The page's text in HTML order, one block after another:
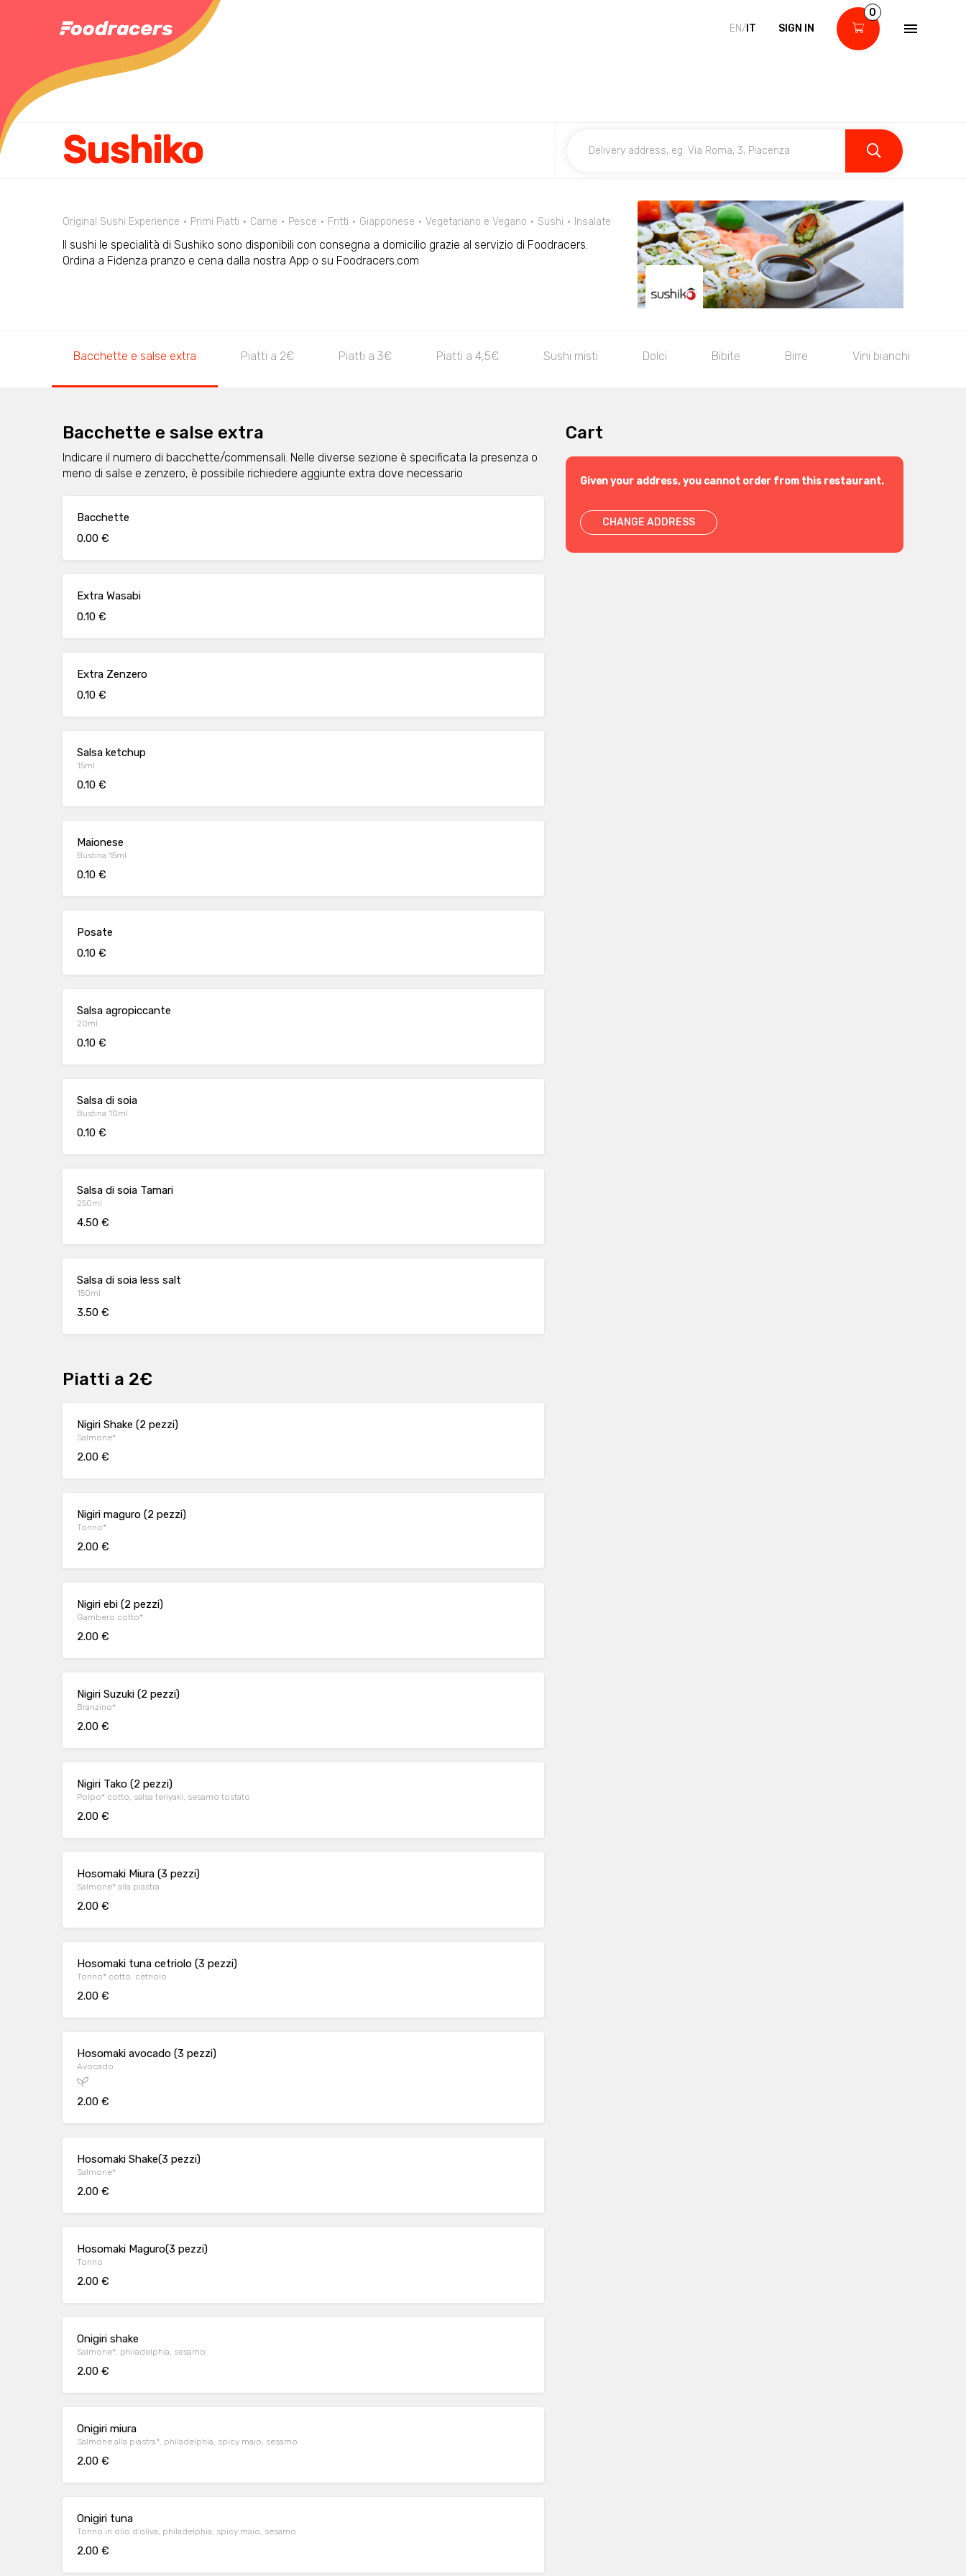
EN/ IT SIGN IN
0
Sushiko
Original Sushi Experience Primi Piatti Carne Pesce Fritti Giapponese Vegetariano e Vegano Sushi Insalate
Il sushi le specialità di Sushiko sono disponibili con consegna a domicilio grazie al servizio di Foodracers.
Ordina a Fidenza pranzo e cena dalla nostra App o su Foodracers.com
Bacchette e salse extra Piatti a 2€ Piatti a 3€ Piatti a 4,5€ Sushi misti Dolci Bibite Birre Vini bianchi
Bacchette e salse extra
Indicare il numero di bacchette/commensali. Nelle diverse sezione è specificata la presenza o
meno di salse e zenzero, è possibile richiedere aggiunte extra dove necessario
Bacchette
0.00 €
Extra Wasabi
0.10 €
Extra Zenzero
0.10 €
Salsa ketchup
15ml
0.10 €
Maionese
Bustina 15ml
0.10 €
Posate
0.10 €
Salsa agropiccante
20ml
0.10 €
Salsa di soia
Bustina 10ml
0.10 €
Salsa di soia Tamari
250ml
4.50 €
Salsa di soia less salt
150ml
3.50 €
Piatti a 2€
Nigiri Shake (2 pezzi)
Salmone*
2.00 €
Nigiri maguro (2 pezzi)
Tonno*
2.00 €
Nigiri ebi (2 pezzi)
Gambero cotto*
2.00 €
Nigiri Suzuki (2 pezzi)
Branzino*
2.00 €
Nigiri Tako (2 pezzi)
Polpo* cotto, salsa teriyaki, sesamo tostato
2.00 €
Hosomaki Miura (3 pezzi)
Salmone* alla piastra
2.00 €
Hosomaki tuna cetriolo (3 pezzi)
Tonno* cotto, cetriolo
2.00 €
Hosomaki avocado (3 pezzi)
Avocado
2.00 €
Hosomaki Shake(3 pezzi)
Salmone*
2.00 €
Hosomaki Maguro(3 pezzi)
Tonno
2.00 €
Onigiri shake
Salmone*, philadelphia, sesamo
2.00 €
Onigiri miura
Salmone alla piastra*, philadelphia, spicy maio, sesamo
2.00 €
Onigiri tuna
Tonno in olio d’oliva, philadelphia, spicy maio, sesamo
2.00 €
Cart
Given your address, you cannot order from this restaurant.
CHANGE ADDRESS